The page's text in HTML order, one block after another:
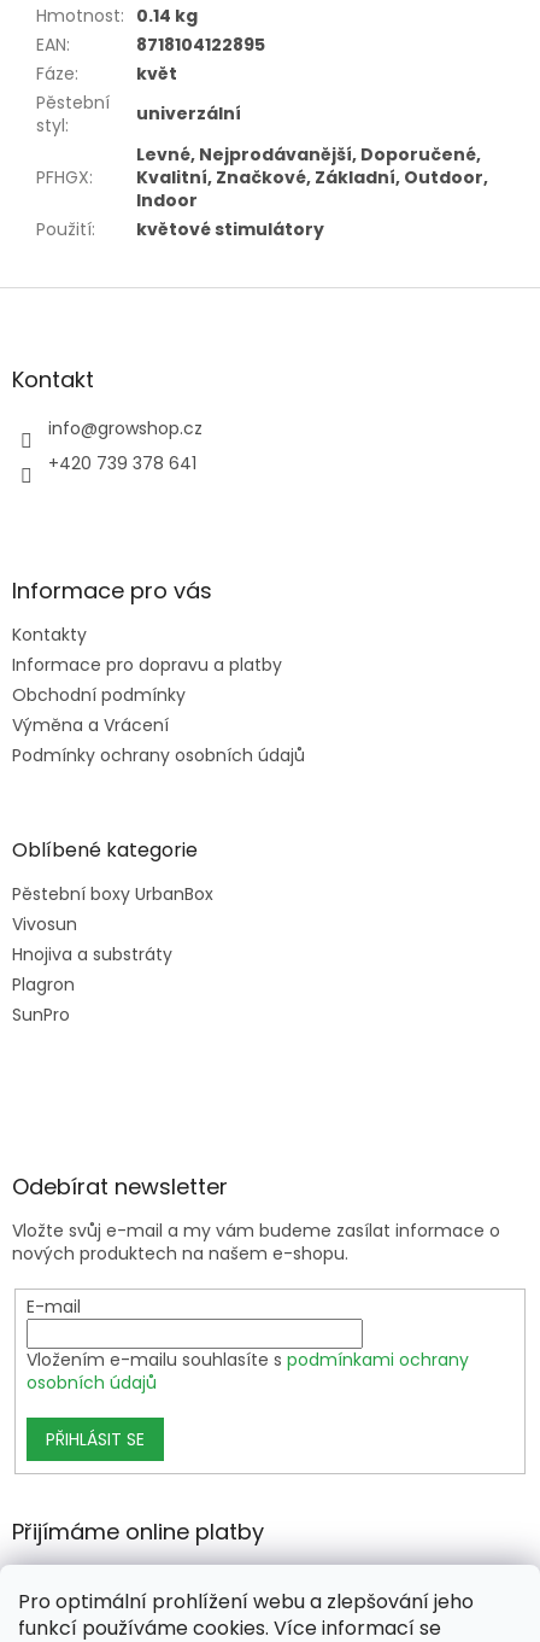
Pro optimální prohlížení webu a zlepšování jeho
funkcí používáme cookies. Více informací se
Hmotnost: 0.14 kg
EAN:
8718104122895
Fáze:
květ
Pěstební
styl: univerzální
PFHGX:
Levné, Nejprodávanější, Doporučené,
Kvalitní, Značkové, Základní, Outdoor,
Indoor
Použití: květové stimulátory
Z
aKontakt
info@growshop.cz
+420 739 378 641
Informace pro vás
Kontakty
Informace pro dopravu a platby
Obchodní podmínky
Výměna a Vrácení
Podmínky ochrany osobních údajů
Oblíbené kategorie
Pěstební boxy UrbanBox
Vivosun
Hnojiva a substráty
Plagron
SunPro
Odebírat newsletter
Vložte svůj e-mail a my vám budeme zasílat informace o
nových produktech na našem e-shopu.
E-mail
Vložením e-mailu souhlasíte s podmínkami ochrany
osobních údajů
PŘIHLÁSIT SE
Přijímáme online platby